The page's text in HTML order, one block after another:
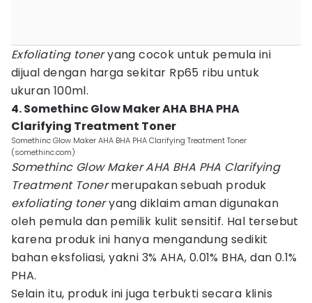
Exfoliating toneryang cocok untuk pemula ini
dijual dengan harga sekitar Rp65 ribu untuk
ukuran 100ml.
4. Somethinc Glow Maker AHA BHA PHA
Clarifying Treatment Toner
Somethinc Glow Maker AHA BHA PHA Clarifying Treatment Toner
(somethinc.com)
Somethinc Glow Maker AHA BHA PHA Clarifying
Treatment Tonermerupakan sebuah produk
exfoliating toneryang diklaim aman digunakan
oleh pemula dan pemilik kulit sensitif. Hal tersebut
karena produk ini hanya mengandung sedikit
bahan eksfoliasi, yakni 3% AHA, 0.01% BHA, dan 0.1%
PHA.
Selain itu, produk ini juga terbukti secara klinis